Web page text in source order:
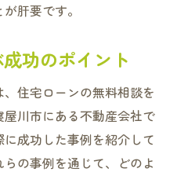
肝要です。
功のポイント
住宅ローンの無料相談を
川市にある不動産会社で
成功した事例を紹介して
の事例を通じて、どのよ